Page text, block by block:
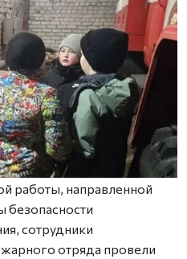
работы, направленной
безопасности
сотрудники
отряда провели